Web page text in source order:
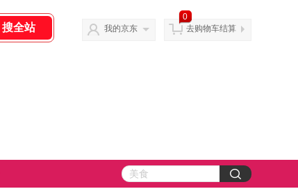
我的京东
0
去购物车结算